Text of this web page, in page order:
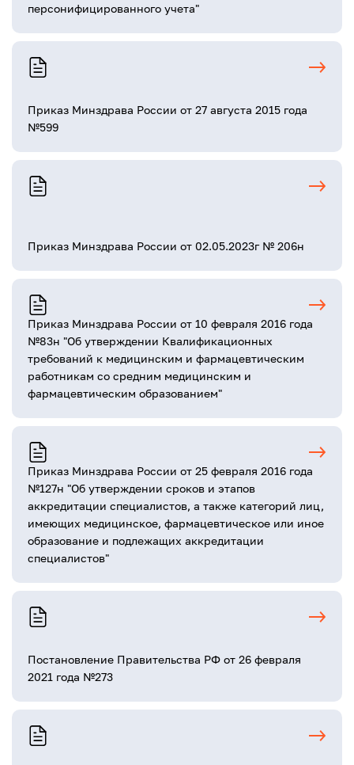
персонифицированного учета"
Приказ Минздрава России от 27 августа 2015 года
№599
Приказ Минздрава России от 02.05.2023г № 206н
Приказ Минздрава России от 10 февраля 2016 года
№83н "Об утверждении Квалификационных
требований к медицинским и фармацевтическим
работникам со средним медицинским и
фармацевтическим образованием"
Приказ Минздрава России от 25 февраля 2016 года
№127н "Об утверждении сроков и этапов
аккредитации специалистов, а также категорий лиц,
имеющих медицинское, фармацевтическое или иное
образование и подлежащих аккредитации
специалистов"
Постановление Правительства РФ от 26 февраля
2021 года №273